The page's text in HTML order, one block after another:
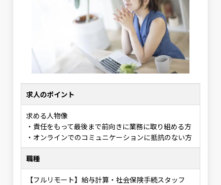
求人のポイント
求める人物像
・責任をもって最後まで前向きに業務に取り組める方
・オンラインでのコミュニケーションに抵抗のない方
職種
【フルリモート】給与計算・社会保険手続スタッフ